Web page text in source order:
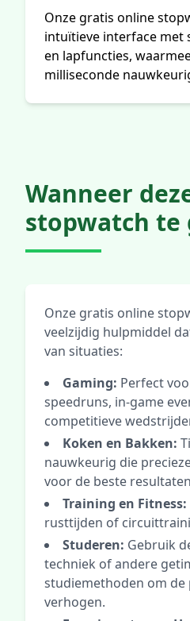
Onze gratis online
intuïtieve interface met
en lapfuncties,
milliseconde
Wanneer
stopwatch te
Onze gratis online
veelzijdig hulpmiddel
van situaties:
Gaming: Perfect
speedruns, in-game
competitieve
Koken en Bakken:
nauwkeurig die
voor de beste
Training en Fitness:
rusttijden of
Studeren: Gebruik
techniek of andere
studiemethoden om
verhogen.